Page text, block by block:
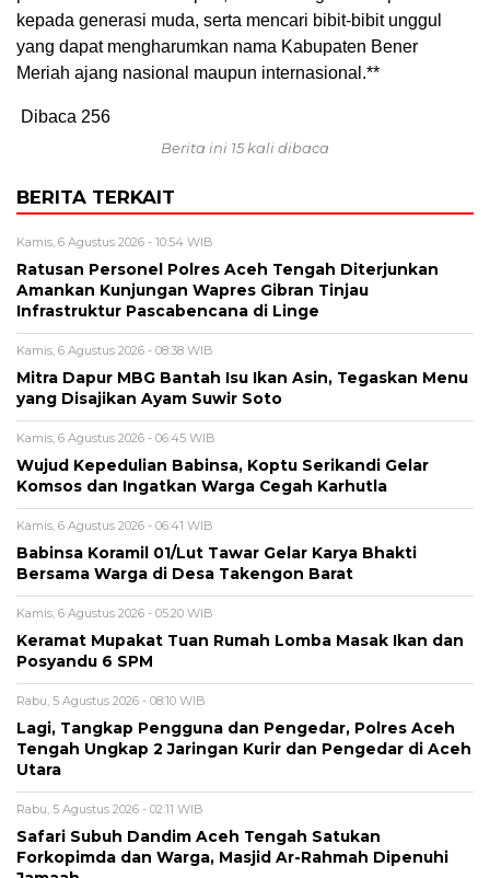
kepada generasi muda, serta mencari bibit-bibit unggul
yang dapat mengharumkan nama Kabupaten Bener
Meriah ajang nasional maupun internasional.**
Dibaca 256
Berita ini 15 kali dibaca
BERITA TERKAIT
Kamis, 6 Agustus 2026 - 10:54 WIB
Ratusan Personel Polres Aceh Tengah Diterjunkan
Amankan Kunjungan Wapres Gibran Tinjau
Infrastruktur Pascabencana di Linge
Kamis, 6 Agustus 2026 - 08:38 WIB
‎Mitra Dapur MBG Bantah Isu Ikan Asin, Tegaskan Menu
yang Disajikan Ayam Suwir Soto
Kamis, 6 Agustus 2026 - 06:45 WIB
‎Wujud Kepedulian Babinsa, Koptu Serikandi Gelar
Komsos dan Ingatkan Warga Cegah Karhutla ‎
Kamis, 6 Agustus 2026 - 06:41 WIB
‎Babinsa Koramil 01/Lut Tawar Gelar Karya Bhakti
Bersama Warga di Desa Takengon Barat
Kamis, 6 Agustus 2026 - 05:20 WIB
Keramat Mupakat Tuan Rumah Lomba Masak Ikan dan
Posyandu 6 SPM
Rabu, 5 Agustus 2026 - 08:10 WIB
Lagi, Tangkap Pengguna dan Pengedar, Polres Aceh
Tengah Ungkap 2 Jaringan Kurir dan Pengedar di Aceh
Utara
Rabu, 5 Agustus 2026 - 02:11 WIB
Safari Subuh Dandim Aceh Tengah Satukan
Forkopimda dan Warga, Masjid Ar-Rahmah Dipenuhi